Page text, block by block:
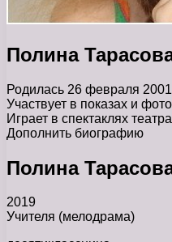
Полина
Родилась 26 февраля 2001
Участвует в показах и
Играет в спектаклях
Дополнить биографию
Полина
2019
Учителя (мелодрама)